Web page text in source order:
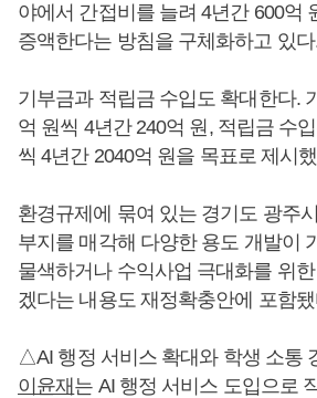
야에서 간접비를 늘려 4년간 600억
증액한다는 방침을 구체화하고 있
기부금과 적립금 수입도 확대한다.
억 원씩 4년간 240억 원, 적립금 수
씩 4년간 2040억 원을 목표로 제시
환경규제에 묶여 있는 경기도 광주
부지를 매각해 다양한 용도 개발이
물색하거나 수익사업 극대화를 위
겠다는 내용도 재정확충안에 포함
△AI 행정 서비스 확대와 학생 소통
이윤재 는 AI 행정 서비스 도입으로